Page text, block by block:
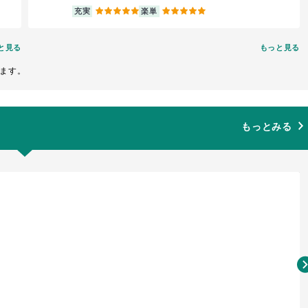
見る
充実 5 楽単 5
もっと見る
す。
もっとみる